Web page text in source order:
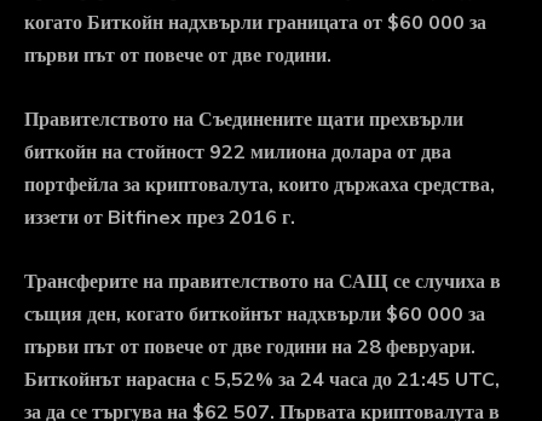
когато Биткойн надхвърли границата от $60 000 за
първи път от повече от две години.
Правителството на Съединените щати прехвърли
биткойн на стойност 922 милиона долара от два
портфейла за криптовалута, които държаха средства,
иззети от Bitfinex през 2016 г.
Трансферите на правителството на САЩ се случиха в
същия ден, когато биткойнът надхвърли $60 000 за
първи път от повече от две години на 28 февруари.
Биткойнът нарасна с 5,52% за 24 часа до 21:45 UTC,
за да се търгува на $62 507. Първата криптовалута в